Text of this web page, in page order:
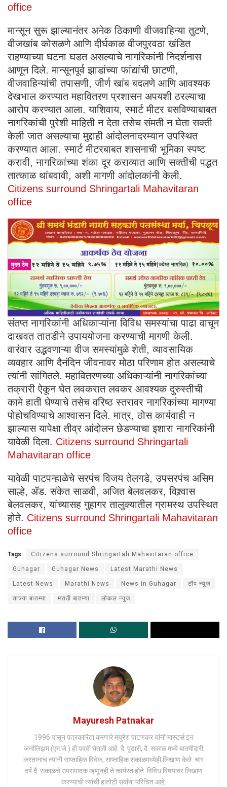
office
मान्सून सुरू झाल्यानंतर अनेक ठिकाणी वीजवाहिन्या तुटणे,
वीजखांब कोसळणे आणि दीर्घकाळ वीजपुरवठा खंडित
राहण्याच्या घटना घडत असल्याचे नागरिकांनी निदर्शनास
आणून दिले. मान्सूनपूर्व झाडांच्या फांद्यांची छाटणी,
वीजवाहिन्यांची तपासणी, जीर्ण खांब बदलणे आणि आवश्यक
देखभाल करण्यात महावितरण प्रशासन अपयशी ठरल्याचा
आरोप करण्यात आला. याशिवाय, स्मार्ट मीटर बसविण्याबाबत
नागरिकांची पुरेशी माहिती न देता तसेच संमती न घेता सक्ती
केली जात असल्याचा मुद्दाही आंदोलनादरम्यान उपस्थित
करण्यात आला. स्मार्ट मीटरबाबत शासनाची भूमिका स्पष्ट
करावी, नागरिकांच्या शंका दूर कराव्यात आणि सक्तीची पद्धत
तात्काळ थांबवावी, अशी मागणी आंदोलकांनी केली.
Citizens surround Shringartali Mahavitaran
office
संतप्त नागरिकांनी अधिकाऱ्यांना विविध समस्यांचा पाढा वाचून
दाखवत तातडीने उपाययोजना करण्याची मागणी केली.
वारंवार उद्भवणाऱ्या वीज समस्यांमुळे शेती, व्यावसायिक
व्यवहार आणि दैनंदिन जीवनावर मोठा परिणाम होत असल्याचे
त्यांनी सांगितले. महावितरणच्या अधिकाऱ्यांनी नागरिकांच्या
तक्रारी ऐकून घेत लवकरात लवकर आवश्यक दुरुस्तीची
कामे हाती घेण्याचे तसेच वरिष्ठ स्तरावर नागरिकांच्या मागण्या
पोहोचविण्याचे आश्वासन दिले. मात्र, ठोस कार्यवाही न
झाल्यास यापेक्षा तीव्र आंदोलन छेडण्याचा इशारा नागरिकांनी
यावेळी दिला. Citizens surround Shringartali
Mahavitaran office
यावेळी पाटपन्हाळेचे सरपंच विजय तेलगडे, उपसरपंच असिम
साल्हे, ॲड. संकेत साळवी, अजित बेलवलकर, विश्र्वास
बेलवलकर, यांच्यासह गुहागर तालुक्यातील ग्रामस्थ उपस्थित
होते. Citizens surround Shringartali Mahavitaran
office
Tags: Citizens surround Shringartali Mahavitaran office
Guhagar Guhagar News Latest Marathi News
Latest News Marathi News News in Guhagar टॉप न्युज
ताज्या बातम्या मराठी बातम्या लोकल न्युज
Mayuresh Patnakar
1996 पासून पत्रकारिता करणारे मयुरेश पाटणकर यांनी मास्टर्स इन
जर्नालिझम (एम.जे.) ही पदवी घेतली आहे. दै. पुढारी, दै. सकाळ मध्ये बातमीदारी
करतानाच त्यांनी साप्ताहिक विवेक, साप्ताहिक सकाळमध्येही लिखाण केले. चार
वर्ष दै. सकाळचे उपसंपादक म्हणूनही ते कार्यरत होते. विविध विषयांवर लिखाण
करण्याची त्यांची हातोटी सर्वांना परिचित आहे.